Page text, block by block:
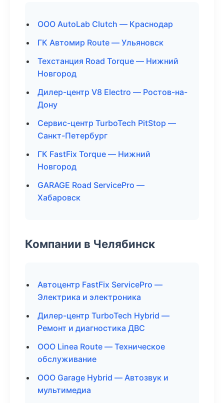
ООО AutoLab Clutch — Краснодар
ГК Автомир Route — Ульяновск
Техстанция Road Torque — Нижний
Новгород
Дилер-центр V8 Electro — Ростов-на-
Дону
Сервис-центр TurboTech PitStop —
Санкт-Петербург
ГК FastFix Torque — Нижний
Новгород
GARAGE Road ServicePro —
Хабаровск
Компании в Челябинск
Автоцентр FastFix ServicePro —
Электрика и электроника
Дилер-центр TurboTech Hybrid —
Ремонт и диагностика ДВС
ООО Linea Route — Техническое
обслуживание
ООО Garage Hybrid — Автозвук и
мультимедиа